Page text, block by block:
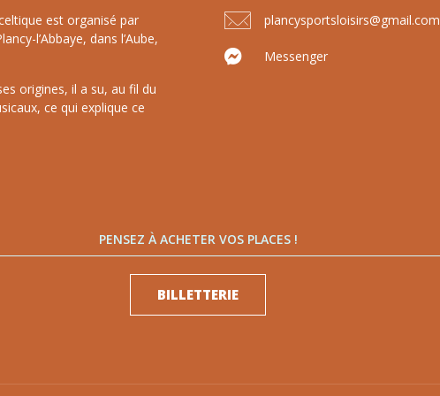
est organisé par
l’Abbaye, dans l’Aube,
origines, il a su, au fil du
ce qui explique ce
plancysportsloisirs@gmail.com
Messenger
PENSEZ À ACHETER VOS PLACES !
BILLETTERIE